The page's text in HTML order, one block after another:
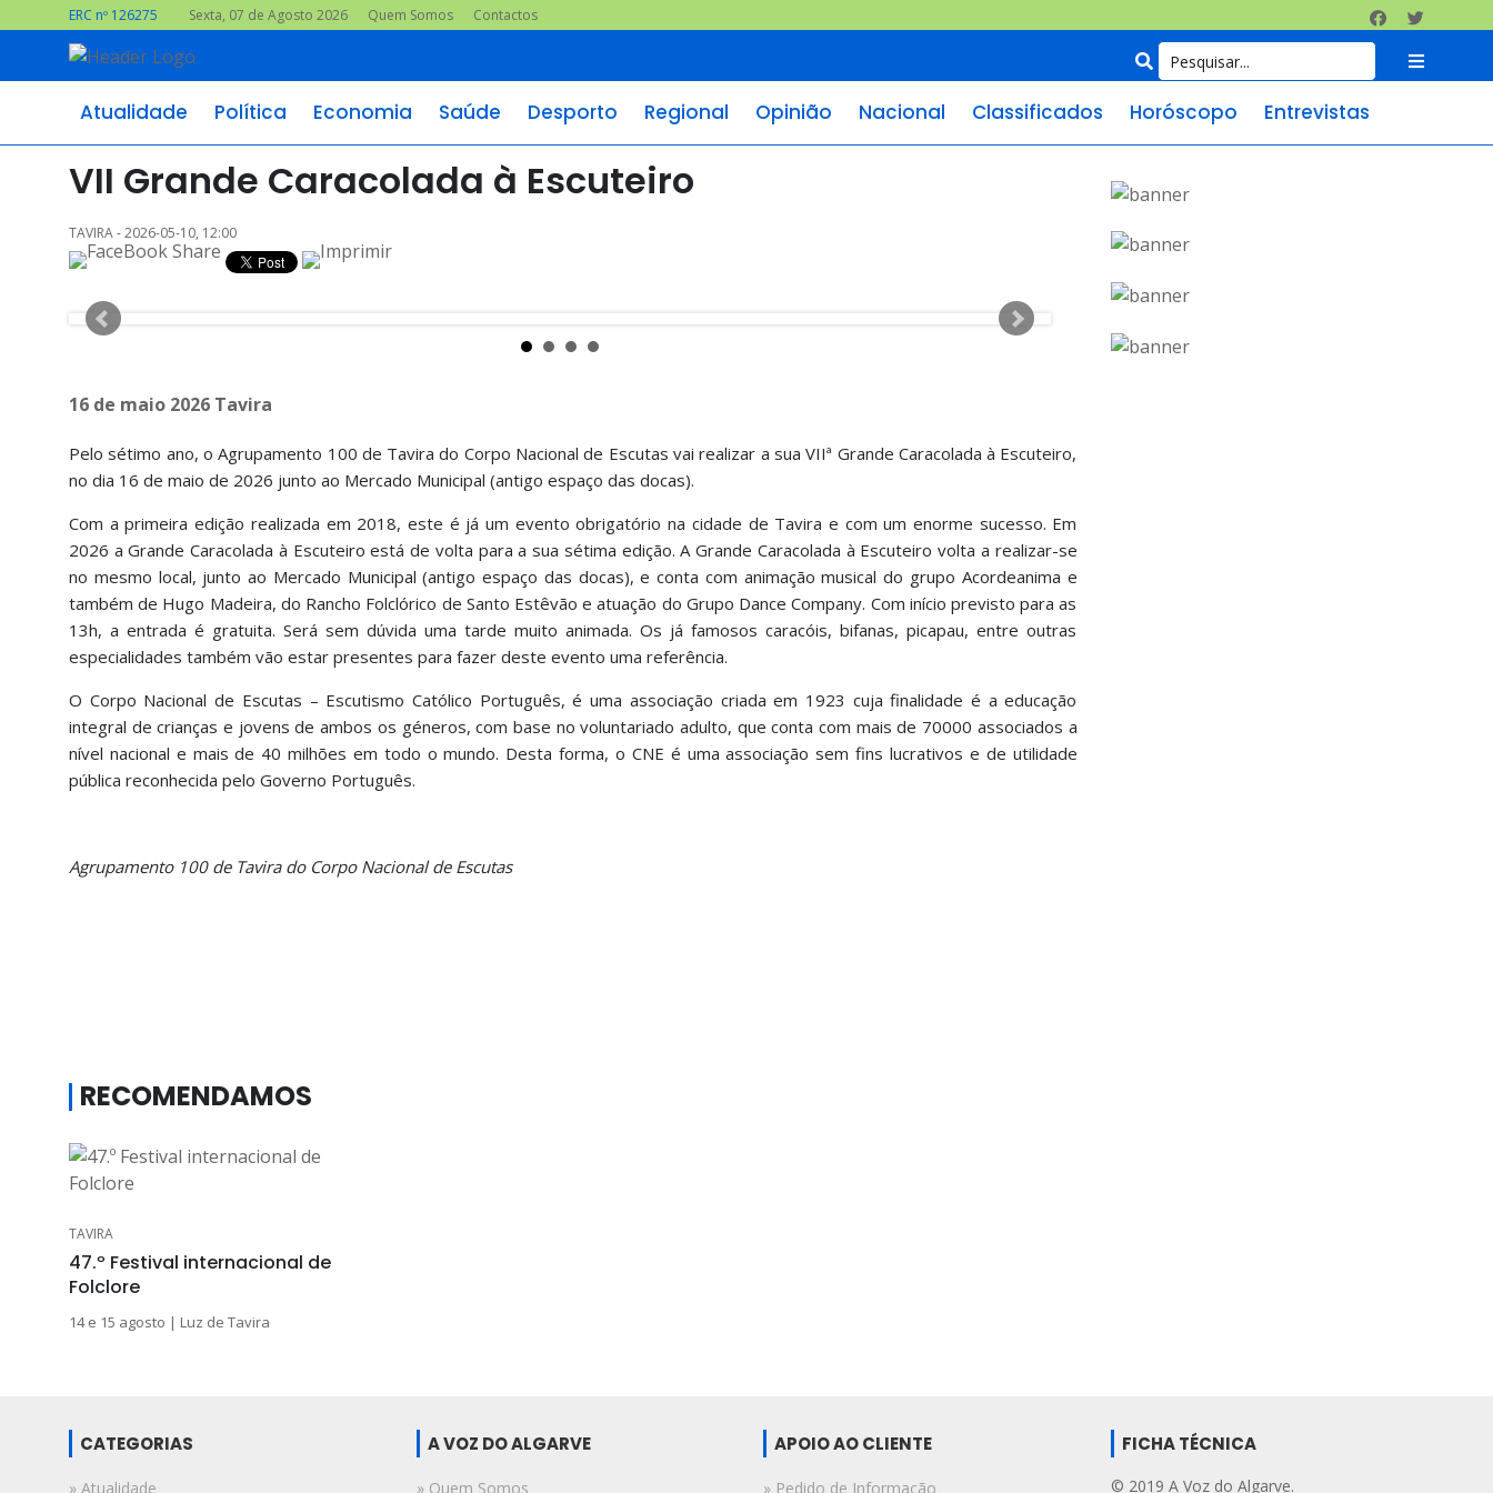
ERC nº 126275 Sexta, 07 de Agosto 2026 Quem Somos Contactos
Atualidade Política Economia Saúde Desporto Regional Opinião Nacional Classificados Horóscopo Entrevistas
VII Grande Caracolada à Escuteiro
TAVIRA - 2026-05-10, 12:00
16 de maio 2026 Tavira
Pelo sétimo ano, o Agrupamento 100 de Tavira do Corpo Nacional de Escutas vai realizar a sua VIIª Grande Caracolada à Escuteiro,
no dia 16 de maio de 2026 junto ao Mercado Municipal (antigo espaço das docas).
Com a primeira edição realizada em 2018, este é já um evento obrigatório na cidade de Tavira e com um enorme sucesso. Em
2026 a Grande Caracolada à Escuteiro está de volta para a sua sétima edição. A Grande Caracolada à Escuteiro volta a realizar-se
no mesmo local, junto ao Mercado Municipal (antigo espaço das docas), e conta com animação musical do grupo Acordeanima e
também de Hugo Madeira, do Rancho Folclórico de Santo Estêvão e atuação do Grupo Dance Company. Com início previsto para as
13h, a entrada é gratuita. Será sem dúvida uma tarde muito animada. Os já famosos caracóis, bifanas, picapau, entre outras
especialidades também vão estar presentes para fazer deste evento uma referência.
O Corpo Nacional de Escutas – Escutismo Católico Português, é uma associação criada em 1923 cuja finalidade é a educação
integral de crianças e jovens de ambos os géneros, com base no voluntariado adulto, que conta com mais de 70000 associados a
nível nacional e mais de 40 milhões em todo o mundo. Desta forma, o CNE é uma associação sem fins lucrativos e de utilidade
pública reconhecida pelo Governo Português.
Agrupamento 100 de Tavira do Corpo Nacional de Escutas
RECOMENDAMOS
TAVIRA
47.º Festival internacional de
Folclore
14 e 15 agosto | Luz de Tavira
CATEGORIAS
» Atualidade
A VOZ DO ALGARVE
» Quem Somos
APOIO AO CLIENTE
» Pedido de Informação
FICHA TÉCNICA
© 2019 A Voz do Algarve.